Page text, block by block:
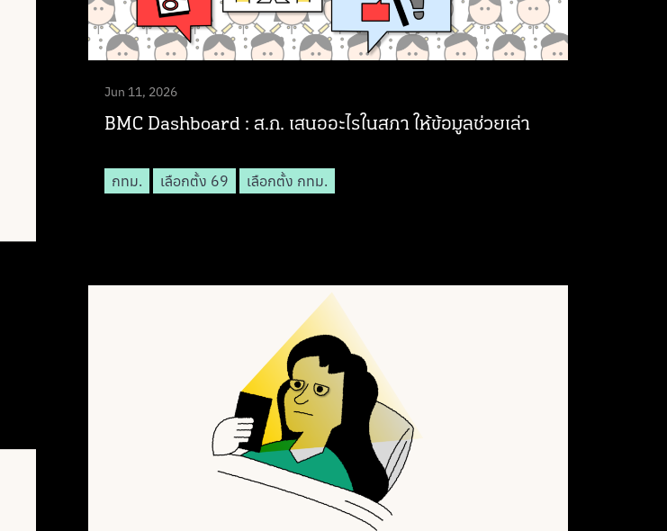
Jun 11, 2026
BMC Dashboard : ส.ก. เสนออะไรในสภา ให้ข้อมูลช่วยเล่า
กทม. เลือกตั้ง 69 เลือกตั้ง กทม.